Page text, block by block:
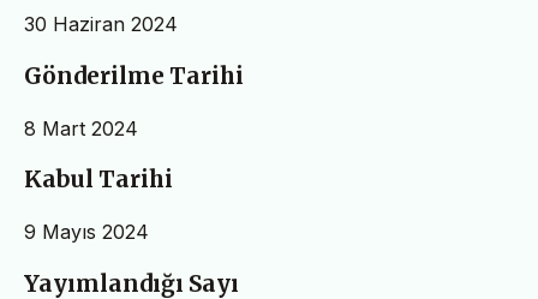
30 Haziran 2024
Gönderilme Tarihi
8 Mart 2024
Kabul Tarihi
9 Mayıs 2024
Yayımlandığı Sayı